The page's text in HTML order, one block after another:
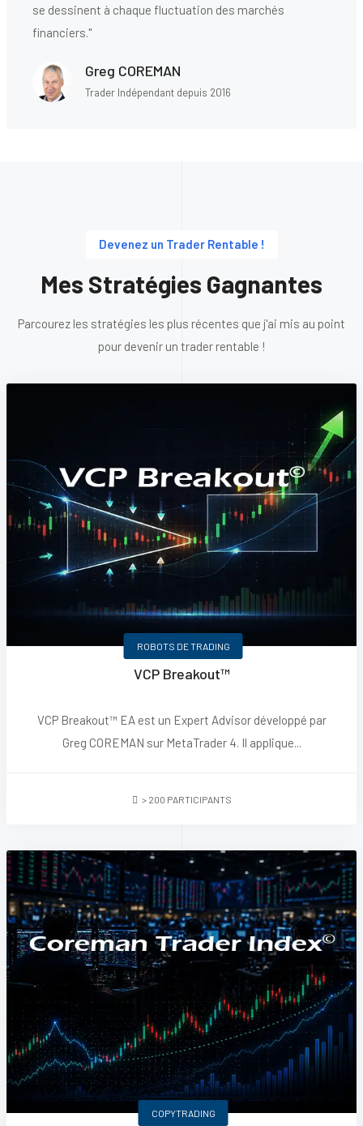
se dessinent à chaque fluctuation des marchés
financiers."
Greg COREMAN
Trader Indépendant depuis 2016
Devenez un Trader Rentable !
Mes Stratégies Gagnantes
Parcourez les stratégies les plus récentes que j'ai mis au point
pour devenir un trader rentable !
ROBOTS DE TRADING
VCP Breakout™
VCP Breakout™ EA est un Expert Advisor développé par
Greg COREMAN sur MetaTrader 4. Il applique...
> 200 PARTICIPANTS
COPYTRADING